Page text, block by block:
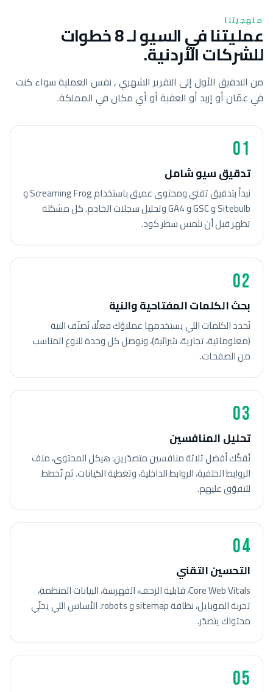
منهجيتنا
عمليتنا في السيو لـ 8 خطوات
للشركات الأردنية.
من التدقيق الأول إلى التقرير الشهري , نفس العملية سواء كنت
في عمّان أو إربد أو العقبة أو أي مكان في المملكة.
01
تدقيق سيو شامل
نبدأ بتدقيق تقني ومحتوى عميق باستخدام Screaming Frog و
Sitebulb و GSC و GA4 وتحليل سجلات الخادم. كل مشكلة
تظهر قبل أن نلمس سطر كود.
02
بحث الكلمات المفتاحية والنية
نُحدد الكلمات اللي يستخدمها عملاؤك فعلًا، نُصنّف النية
(معلوماتية، تجارية، شرائية)، ونوصل كل وحدة للنوع المناسب
من الصفحات.
03
تحليل المنافسين
نُفكّك أفضل ثلاثة منافسين متصدّرين: هيكل المحتوى، ملف
الروابط الخلفية، الروابط الداخلية، وتغطية الكيانات. ثم نُخطط
للتفوّق عليهم.
04
التحسين التقني
Core Web Vitals، قابلية الزحف، الفهرسة، البيانات المنظمة،
تجربة الموبايل، نظافة sitemap و robots. الأساس اللي يخلّي
محتواك يتصدّر.
05